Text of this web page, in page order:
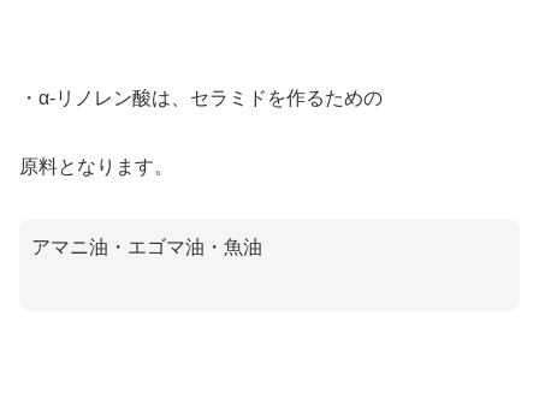
・α-リノレン酸は、セラミドを作るための
原料となります。
アマニ油・エゴマ油・魚油